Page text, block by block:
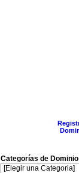
Categorías de